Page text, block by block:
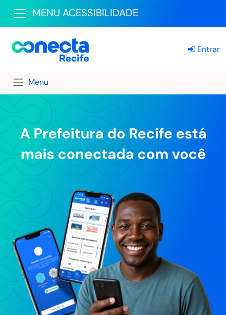
MENU ACESSIBILIDADE
Entrar
Menu